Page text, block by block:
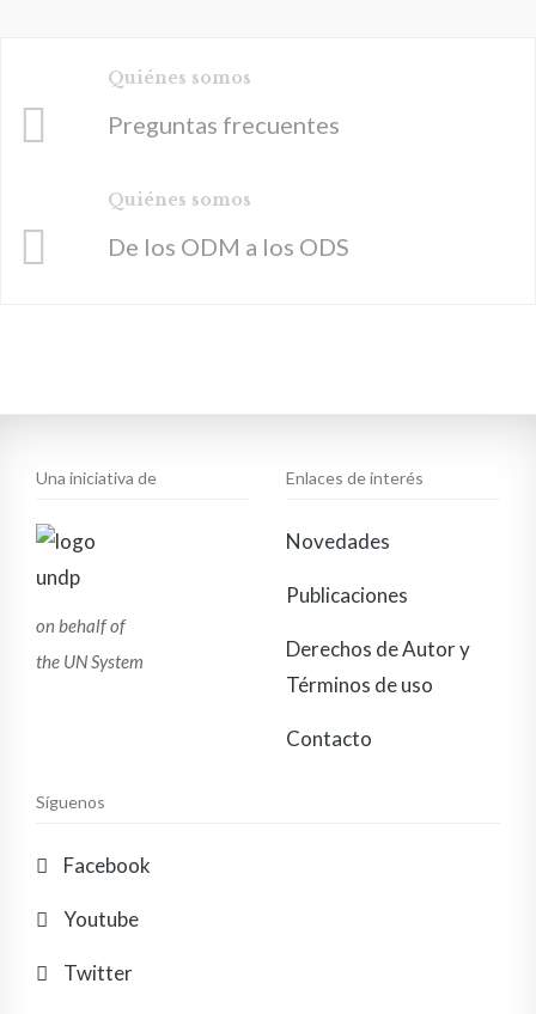
Quiénes somos
Preguntas frecuentes
Quiénes somos
De los ODM a los ODS
Una iniciativa de
on behalf of
the UN System
Enlaces de interés
Novedades
Publicaciones
Derechos de Autor y
Términos de uso
Contacto
Síguenos
Facebook
Youtube
Twitter